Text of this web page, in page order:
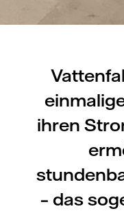
ihren
– das